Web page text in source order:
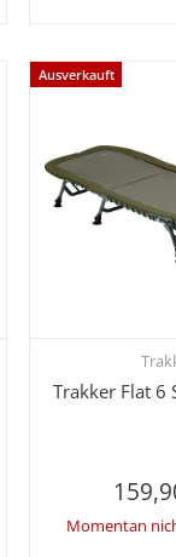
Ausverkauft
Trakker Flat 6
Momentan